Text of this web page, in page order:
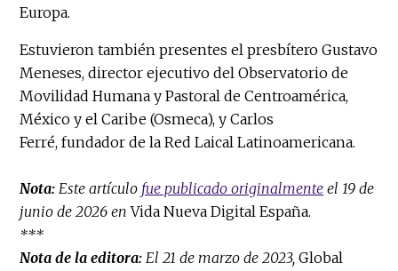
Europa.
Estuvieron también presentes el presbítero Gustavo
Meneses, director ejecutivo del Observatorio de
Movilidad Humana y Pastoral de Centroamérica,
México y el Caribe (Osmeca), y Carlos
Ferré, fundador de la Red Laical Latinoamericana.
Nota:Este artículo fue publicado originalmente el 19 de
junio de 2026 enVida Nueva Digital España.
***
Nota de la editora:El 21 de marzo de 2023,Global